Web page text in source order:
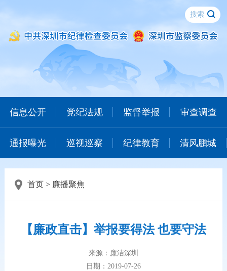
信息公开 党纪法规 监督举报 审查调查
通报曝光 巡视巡察 纪律教育 清风鹏城
首页> 廉播聚焦
【廉政直击】举报要得法 也要守法
来源：廉洁深圳
日期：2019-07-26